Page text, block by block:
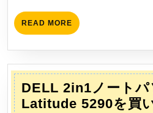
READ MORE READ
MORE
DELL 2in1ノートパ
Latitude 5290を買